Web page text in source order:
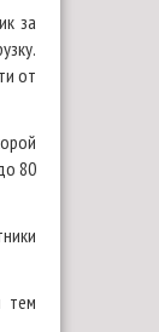
за
от
80
тем